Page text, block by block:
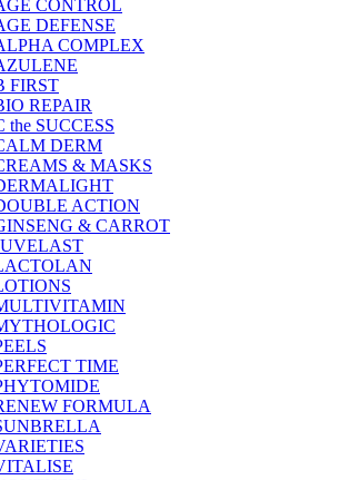
CONTROL
DEFENSE
COMPLEX
FIRST
REPAIR
the SUCCESS
DERM
& MASKS
ACTION
& CARROT
TIME
FORMULA